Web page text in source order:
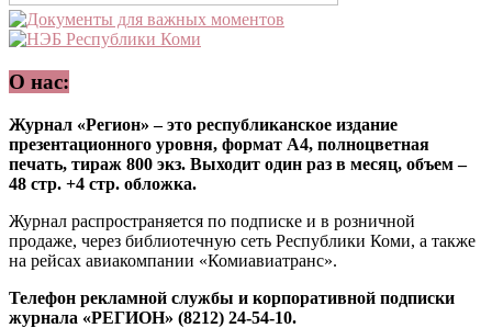
О нас:
Журнал «Регион» – это республиканское издание
презентационного уровня, формат А4, полноцветная
печать, тираж 800 экз. Выходит один раз в месяц, объем –
48 стр. +4 стр. обложка.
Журнал распространяется по подписке и в розничной
продаже, через библиотечную сеть Республики Коми, а также
на рейсах авиакомпании «Комиавиатранс».
Телефон рекламной службы и корпоративной подписки
журнала «РЕГИОН» (8212) 24-54-10.